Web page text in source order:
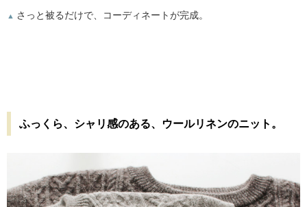
▲ さっと被るだけで、コーディネートが完成。
ふっくら、シャリ感のある、ウールリネンのニット。